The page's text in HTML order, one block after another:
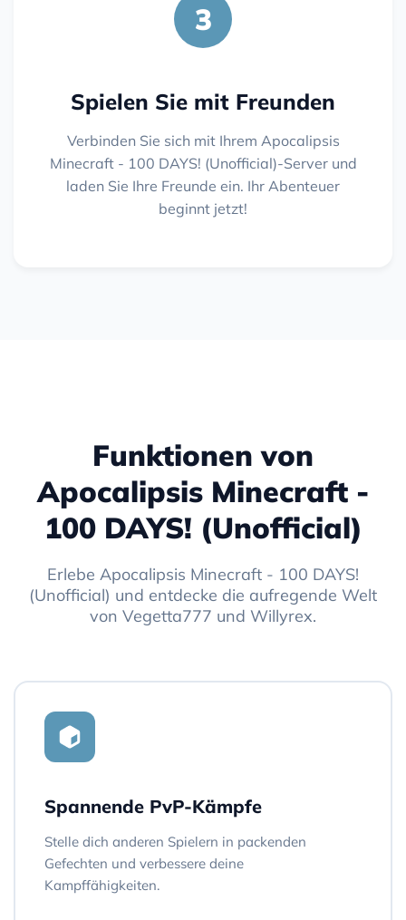
3
Spielen Sie mit Freunden
Verbinden Sie sich mit Ihrem Apocalipsis
Minecraft - 100 DAYS! (Unofficial)-Server und
laden Sie Ihre Freunde ein. Ihr Abenteuer
beginnt jetzt!
Funktionen von
Apocalipsis Minecraft -
100 DAYS! (Unofficial)
Erlebe Apocalipsis Minecraft - 100 DAYS!
(Unofficial) und entdecke die aufregende Welt
von Vegetta777 und Willyrex.
Spannende PvP-Kämpfe
Stelle dich anderen Spielern in packenden
Gefechten und verbessere deine
Kampffähigkeiten.